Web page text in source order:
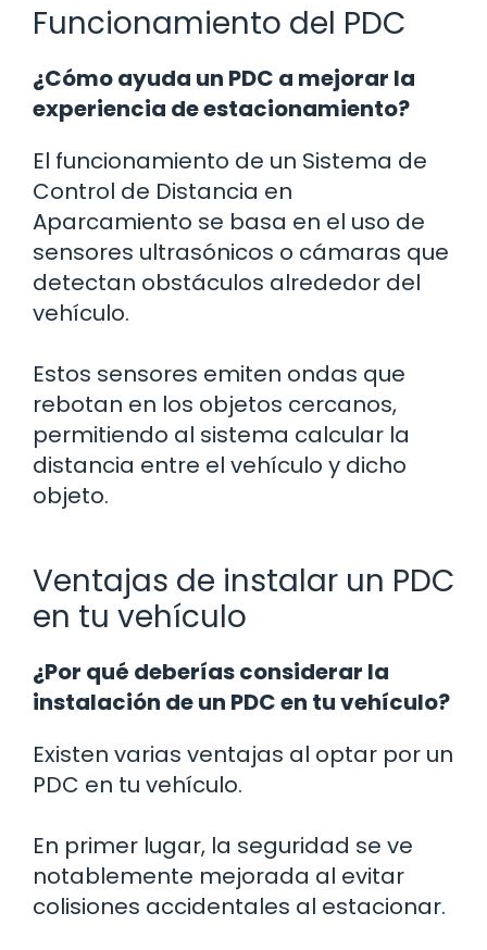
Funcionamiento del PDC
¿Cómo ayuda un PDC a mejorar la
experiencia de estacionamiento?
El funcionamiento de un Sistema de
Control de Distancia en
Aparcamiento se basa en el uso de
sensores ultrasónicos o cámaras que
detectan obstáculos alrededor del
vehículo.
Estos sensores emiten ondas que
rebotan en los objetos cercanos,
permitiendo al sistema calcular la
distancia entre el vehículo y dicho
objeto.
Ventajas de instalar un PDC
en tu vehículo
¿Por qué deberías considerar la
instalación de un PDC en tu vehículo?
Existen varias ventajas al optar por un
PDC en tu vehículo.
En primer lugar, la seguridad se ve
notablemente mejorada al evitar
colisiones accidentales al estacionar.